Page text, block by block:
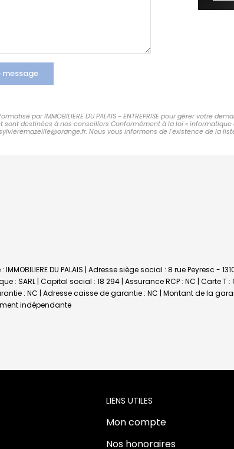
message
par IMMOBILIERE DU PALAIS - ENTREPRISE pour gérer votre
destinées à nos conseillers Conformément à la loi «
sylvieremazeille@orange.fr. Nous vous informons de l'existence de
DU PALAIS | Adresse siège social : 8 rue Peyresc -
: SARL | Capital social : 18 294 | Assurance RCP : NC | Carte T :
: NC | Adresse caisse de garantie : NC | Montant de la
indépendante
LIENS UTILES
Mon compte
Nos honoraires